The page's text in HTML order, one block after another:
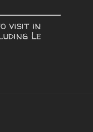
visit in
Le